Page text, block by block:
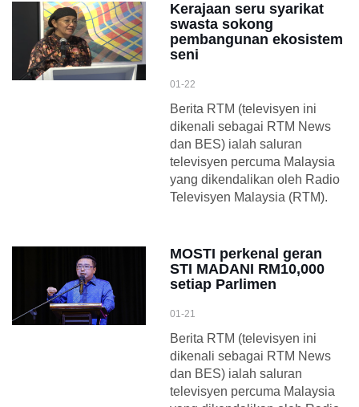
Kerajaan seru syarikat
swasta sokong
pembangunan ekosistem
seni
01-22
Berita RTM (televisyen ini
dikenali sebagai RTM News
dan BES) ialah saluran
televisyen percuma Malaysia
yang dikendalikan oleh Radio
Televisyen Malaysia (RTM).
MOSTI perkenal geran
STI MADANI RM10,000
setiap Parlimen
01-21
Berita RTM (televisyen ini
dikenali sebagai RTM News
dan BES) ialah saluran
televisyen percuma Malaysia